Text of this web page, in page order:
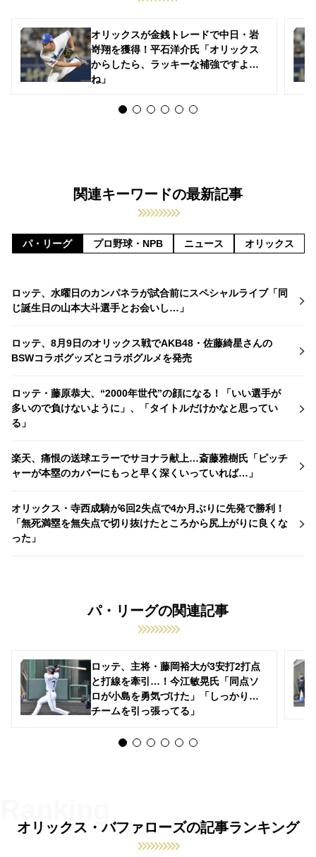
オリックスが金銭トレードで中日・岩
嵜翔を獲得！平石洋介氏「オリックス
からしたら、ラッキーな補強ですよ
ね」
関連キーワードの最新記事
パ・リーグ プロ野球・NPB ニュース オリックス
ロッテ、水曜日のカンパネラが試合前にスペシャルライブ「同
じ誕生日の山本大斗選手とお会いし…」
ロッテ、8月9日のオリックス戦でAKB48・佐藤綺星さんの
BSWコラボグッズとコラボグルメを発売
ロッテ・藤原恭大、“2000年世代”の顔になる！「いい選手が
多いので負けないように」、「タイトルだけかなと思ってい
る」
楽天、痛恨の送球エラーでサヨナラ献上…斎藤雅樹氏「ピッチ
ャーが本塁のカバーにもっと早く深くいっていれば…」
オリックス・寺西成騎が6回2失点で4か月ぶりに先発で勝利！
「無死満塁を無失点で切り抜けたところから尻上がりに良くな
った」
パ・リーグの関連記事
ロッテ、主将・藤岡裕大が3安打2打点
と打線を牽引…！今江敏晃氏「同点ソ
ロが小島を勇気づけた」「しっかりと
チームを引っ張ってる」
オリックス・バファローズの記事ランキング